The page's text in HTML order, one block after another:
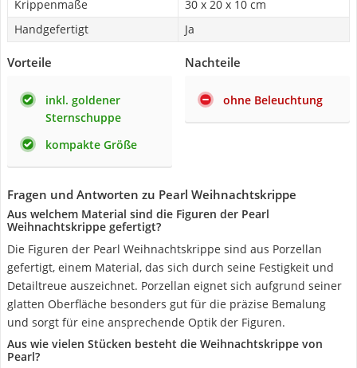
Krippenmaße
30 x 20 x 10 cm
Handgefertigt
Ja
Vorteile
inkl. goldener
Sternschuppe
kompakte Größe
Nachteile
ohne Beleuchtung
Fragen und Antworten zu Pearl Weihnachtskrippe
Aus welchem Material sind die Figuren der Pearl
Weihnachtskrippe gefertigt?
Die Figuren der Pearl Weihnachtskrippe sind aus Porzellan
gefertigt, einem Material, das sich durch seine Festigkeit und
Detailtreue auszeichnet. Porzellan eignet sich aufgrund seiner
glatten Oberfläche besonders gut für die präzise Bemalung
und sorgt für eine ansprechende Optik der Figuren.
Aus wie vielen Stücken besteht die Weihnachtskrippe von
Pearl?